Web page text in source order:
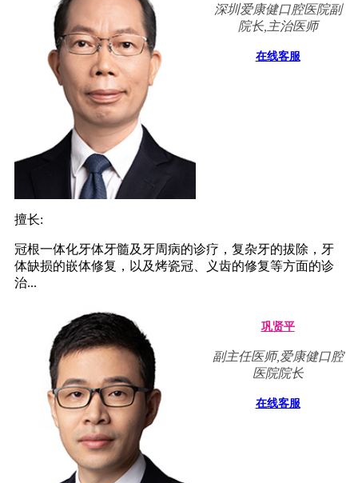
深圳爱康健口腔医院副
院长,主治医师
在线客服
擅长:
冠根一体化牙体牙髓及牙周病的诊疗，复杂牙的拔除，牙
体缺损的嵌体修复，以及烤瓷冠、义齿的修复等方面的诊
治...
巩贤平
副主任医师,爱康健口腔
医院院长
在线客服